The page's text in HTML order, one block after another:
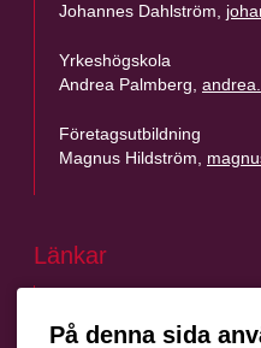
På denna sida
Johannes Dahlström,
Yrkeshögskola
Andrea Palmberg,
Företagsutbildning
Magnus Hildström,
Länkar
LinkedIn